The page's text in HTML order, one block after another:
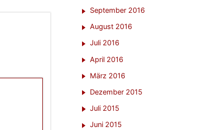
September 2016
August 2016
Juli 2016
April 2016
März 2016
Dezember 2015
Juli 2015
Juni 2015